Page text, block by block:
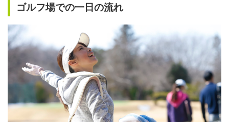
ゴルフ場での一日の流れ